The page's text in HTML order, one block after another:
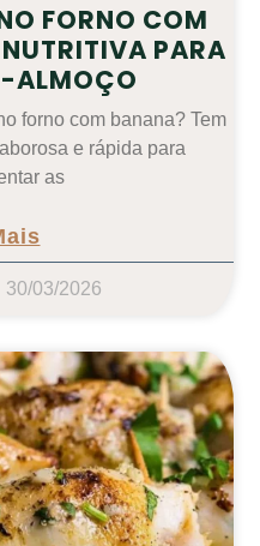
FORNO COM
PARA
ALMOÇO
forno com banana? Tem
e rápida para
as
30/03/2026